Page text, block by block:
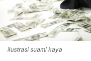
ilustrasi suami kaya